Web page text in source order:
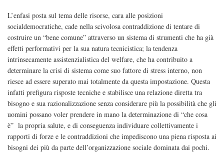
L’enfasi posta sul tema delle risorse, cara alle posizioni
socialdemocratiche, cade nella scivolosa contraddizione di tentare di
costruire un “bene comune” attraverso un sistema di strumenti che ha già
effetti performativi per la sua natura tecnicistica; la tendenza
intrinsecamente assistenzialistica del welfare, che ha contribuito a
determinare la crisi di sistema come suo fattore di stress interno, non
riesce ad essere superato mai totalmente da questa impostazione. Questa
infatti prefigura risposte tecniche e stabilisce una relazione diretta tra
bisogno e sua razionalizzazione senza considerare più la possibilità che gli
uomini possano voler prendere in mano la determinazione di “che cosa
è” la propria salute, e di conseguenza individuare collettivamente i
rapporti di forze e le contraddizioni che impediscono una piena risposta ai
bisogni dei più da parte dell’organizzazione sociale dominata dai pochi.